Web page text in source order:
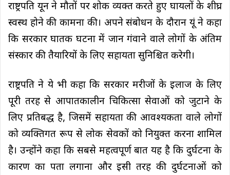
राष्ट्रपति यून ने मौतों पर शोक व्यक्त करते हुए घायलों के शीघ्र
स्वस्थ होने की कामना की। अपने संबोधन के दौरान यूं ने कहा
कि सरकार घातक घटना में जान गंवाने वाले लोगों के अंतिम
संस्कार की तैयारियों के लिए सहायता सुनिश्चित करेगी।
राष्ट्रपति ने ये भी कहा कि सरकार मरीजों के इलाज के लिए
पूरी तरह से आपातकालीन चिकित्सा सेवाओं को जुटाने के
लिए प्रतिबद्ध है, जिसमें सहायता की आवश्यकता वाले लोगों
को व्यक्तिगत रूप से लोक सेवकों को नियुक्त करना शामिल
है। उन्होंने कहा कि सबसे महत्वपूर्ण बात यह है कि दुर्घटना के
कारण का पता लगाना और इसी तरह की दुर्घटनाओं को